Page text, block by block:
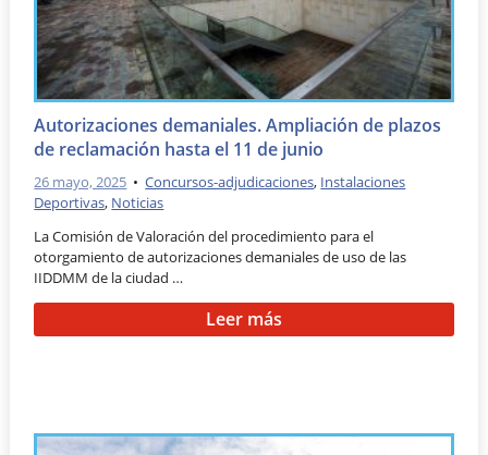
Autorizaciones demaniales. Ampliación de plazos
de reclamación hasta el 11 de junio
26 mayo, 2025 •Concursos-adjudicaciones, Instalaciones
Deportivas, Noticias
La Comisión de Valoración del procedimiento para el
otorgamiento de autorizaciones demaniales de uso de las
IIDDMM de la ciudad …
Leer más